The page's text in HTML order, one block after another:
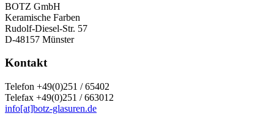
BOTZ GmbH
Keramische Farben
Rudolf-Diesel-Str. 57
D-48157 Münster
Kontakt
Telefon +49(0)251 / 65402
Telefax +49(0)251 / 663012
info[at]botz-glasuren.de